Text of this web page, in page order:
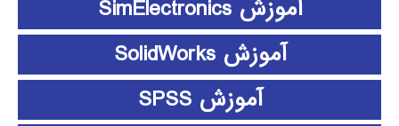
آموزش SimElectronics
آموزش SolidWorks
آموزش SPSS